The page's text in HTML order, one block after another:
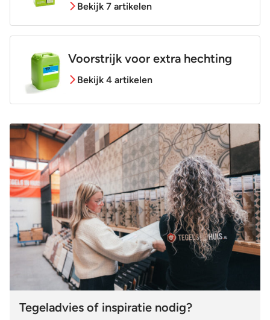
Bekijk 7 artikelen
Voorstrijk voor extra hechting
Bekijk 4 artikelen
Tegeladvies of inspiratie nodig?